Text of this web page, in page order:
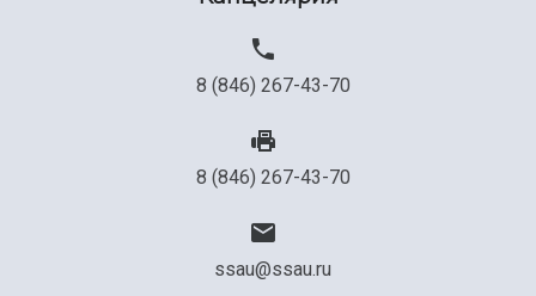
8 (846) 267-43-70
8 (846) 267-43-70
ssau@ssau.ru